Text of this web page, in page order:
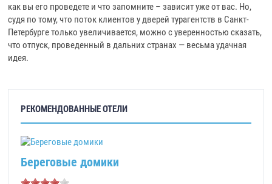
как вы его проведете и что запомните – зависит уже от вас. Но,
судя по тому, что поток клиентов у дверей турагентств в Санкт-
Петербурге только увеличивается, можно с уверенностью сказать,
что отпуск, проведенный в дальних странах — весьма удачная
идея.
РЕКОМЕНДОВАННЫЕ ОТЕЛИ
Береговые домики